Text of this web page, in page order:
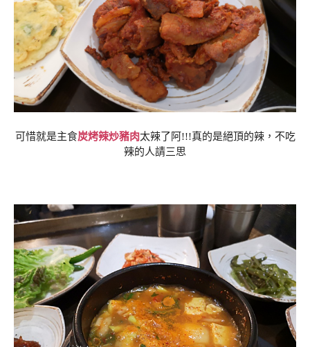
可惜就是主食炭烤辣炒豬肉太辣了阿!!!真的是絕頂的辣，不吃
辣的人請三思